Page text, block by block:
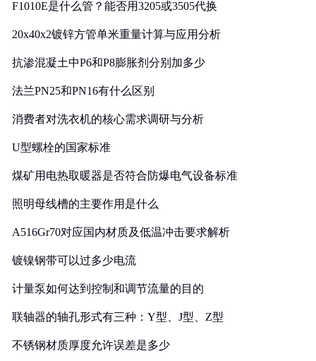
F1010E是什么管？能否用3205或3505代换
20x40x2镀锌方管单米重量计算与应用分析
抗渗混凝土中P6和P8膨胀剂分别加多少
法兰PN25和PN16有什么区别
消费者对洗衣机的核心需求调研与分析
U型螺栓的国家标准
煤矿用电热取暖器是否符合防爆电气设备标准
照明母线槽的主要作用是什么
A516Gr70对应国内材质及低温冲击要求解析
镀镍钢带可以过多少电流
计量泵如何达到控制和调节流量的目的
联轴器的轴孔形式有三种：Y型、J型、Z型
不锈钢材质厚度允许误差是多少